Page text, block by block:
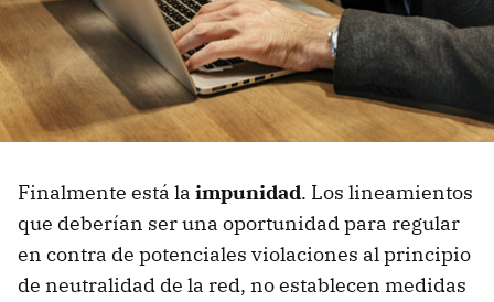
Finalmente está la impunidad. Los lineamientos
que deberían ser una oportunidad para regular
en contra de potenciales violaciones al principio
de neutralidad de la red, no establecen medidas